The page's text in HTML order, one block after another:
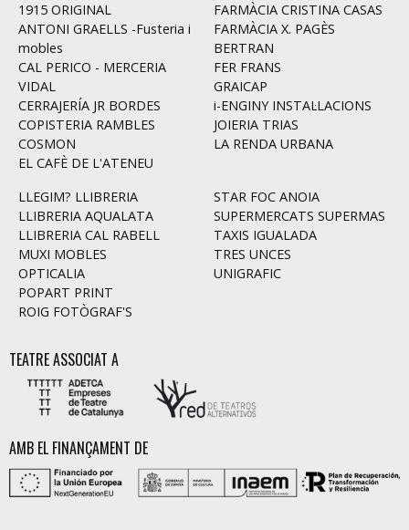
1915 ORIGINAL
ANTONI GRAELLS -Fusteria i
mobles
CAL PERICO - MERCERIA
VIDAL
CERRAJERÍA JR BORDES
COPISTERIA RAMBLES
COSMON
EL CAFÈ DE L'ATENEU
FARMÀCIA CRISTINA CASAS
FARMÀCIA X. PAGÈS
BERTRAN
FER FRANS
GRAICAP
i-ENGINY INSTAL·LACIONS
JOIERIA TRIAS
LA RENDA URBANA
LLEGIM? LLIBRERIA
LLIBRERIA AQUALATA
LLIBRERIA CAL RABELL
MUXI MOBLES
OPTICALIA
POPART PRINT
ROIG FOTÒGRAF'S
STAR FOC ANOIA
SUPERMERCATS SUPERMAS
TAXIS IGUALADA
TRES UNCES
UNIGRAFIC
TEATRE ASSOCIAT A
AMB EL FINANÇAMENT DE